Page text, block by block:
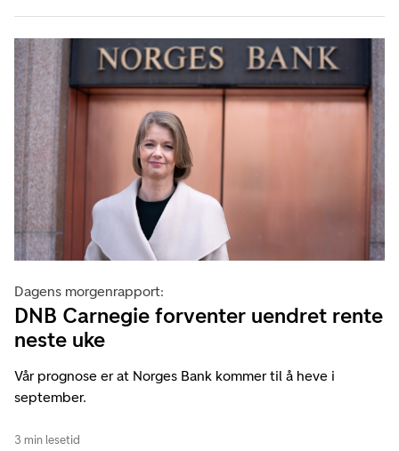
Dagens morgenrapport:
DNB Carnegie forventer uendret rente
neste uke
Vår prognose er at Norges Bank kommer til å heve i
september.
3 min lesetid